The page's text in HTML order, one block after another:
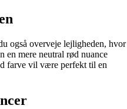
også overveje lejligheden, hvor
en mere neutral rød nuance
farve vil være perfekt til en